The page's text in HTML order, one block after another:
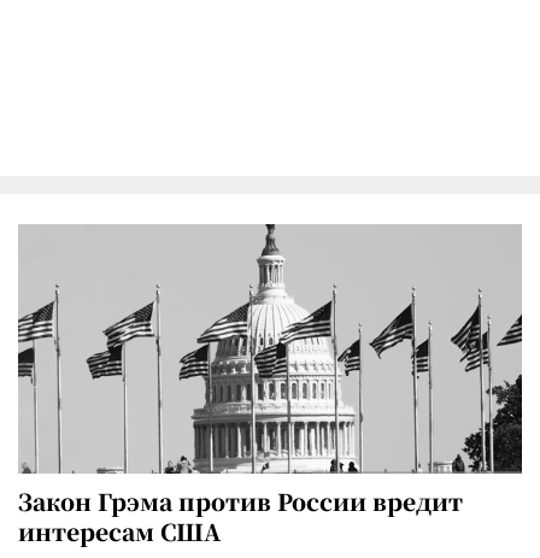
Закон Грэма против России вредит
интересам США